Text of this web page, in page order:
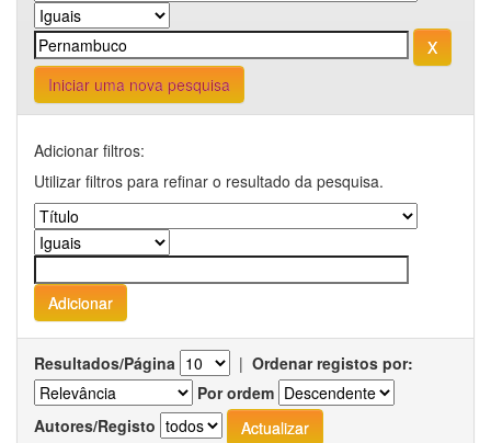
Iniciar uma nova pesquisa
Adicionar filtros:
Utilizar filtros para refinar o resultado da pesquisa.
Resultados/Página | Ordenar registos por:
Por ordem
Autores/Registo